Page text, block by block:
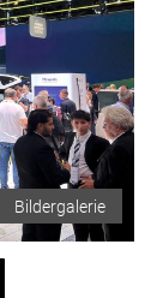
Bildergalerie